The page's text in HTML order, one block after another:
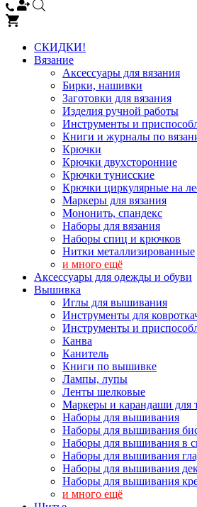
СКИДКИ!
Вязание
Аксессуары для вязания
Бирки, нашивки
Заготовки для вязания
Изделия ручной работы
Инструменты и
Книги и журналы по
Крючки
Крючки двухсторонние
Крючки тунисские
Крючки циркулярные на
Маркеры для вязания
Мононить, спандекс
Наборы для вязания
Наборы спиц и крючков
Нитки металлизированные
и много ещё
Аксессуары для одежды и обуви
Вышивка
Иглы для вышивания
Инструменты для
Инструменты и
Канва
Канитель
Книги по вышивке
Лампы, лупы
Ленты шелковые
Маркеры и карандаши для
Наборы для вышивания
Наборы для вышивания
Наборы для вышивания в
Наборы для вышивания
Наборы для вышивания
Наборы для вышивания
и много ещё